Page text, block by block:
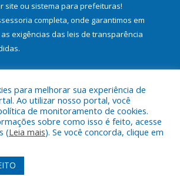
site ou sistema para prefeituras!
completa, onde garantimos em
exigências das leis de transparência
a Prefeitura Municipal de Bujaru.
Área Administrativa
para melhorar sua experiência de
Ao utilizar nosso portal, você
de monitoramento de cookies.
sobre como isso é feito, acesse
(Leia mais). Se você concorda, clique em